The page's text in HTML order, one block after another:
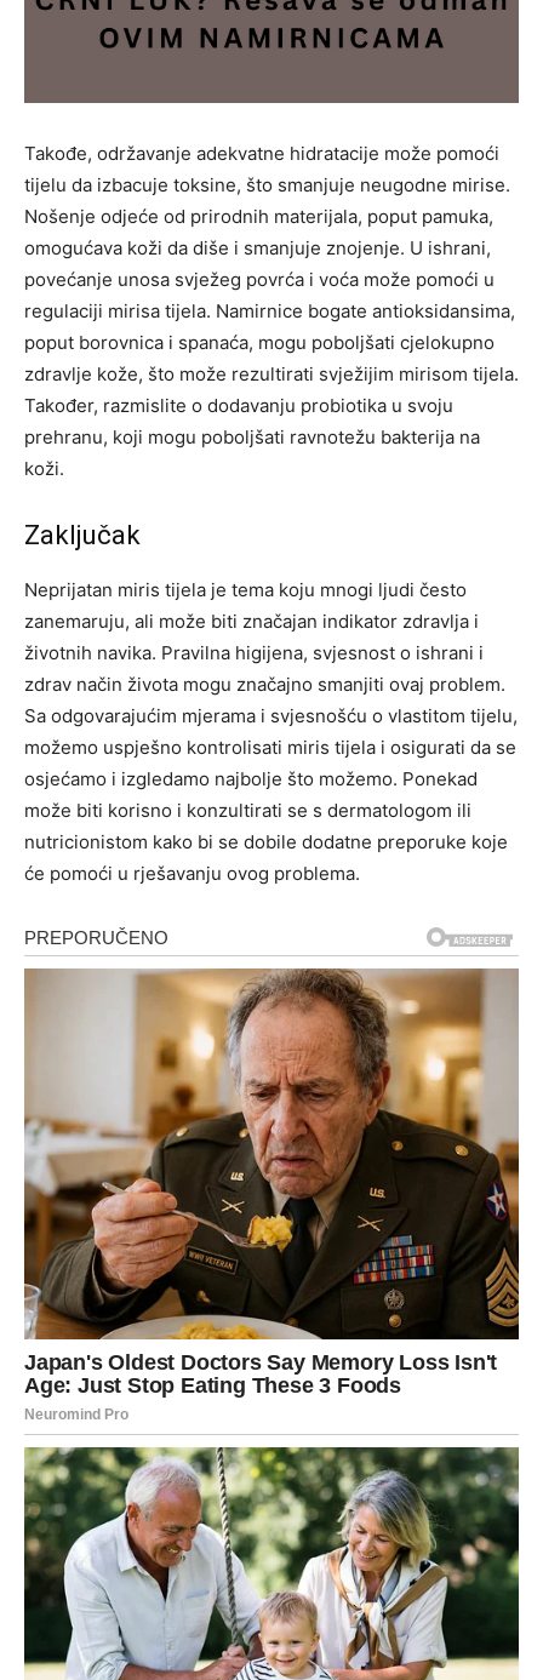
Takođe, održavanje adekvatne hidratacije može pomoći
tijelu da izbacuje toksine, što smanjuje neugodne mirise.
Nošenje odjeće od prirodnih materijala, poput pamuka,
omogućava koži da diše i smanjuje znojenje. U ishrani,
povećanje unosa svježeg povrća i voća može pomoći u
regulaciji mirisa tijela. Namirnice bogate antioksidansima,
poput borovnica i spanaća, mogu poboljšati cjelokupno
zdravlje kože, što može rezultirati svježijim mirisom tijela.
Također, razmislite o dodavanju probiotika u svoju
prehranu, koji mogu poboljšati ravnotežu bakterija na
koži.
Zaključak
Neprijatan miris tijela je tema koju mnogi ljudi često
zanemaruju, ali može biti značajan indikator zdravlja i
životnih navika. Pravilna higijena, svjesnost o ishrani i
zdrav način života mogu značajno smanjiti ovaj problem.
Sa odgovarajućim mjerama i svjesnošću o vlastitom tijelu,
možemo uspješno kontrolisati miris tijela i osigurati da se
osjećamo i izgledamo najbolje što možemo. Ponekad
može biti korisno i konzultirati se s dermatologom ili
nutricionistom kako bi se dobile dodatne preporuke koje
će pomoći u rješavanju ovog problema.